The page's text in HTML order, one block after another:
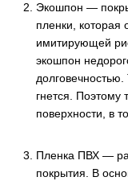
Экошпон —
пленки, которая
имитирующей
экошпон
гнется.
поверхности, в
Пленка ПВХ —
покрытия. В